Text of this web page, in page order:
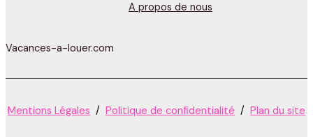
A propos de nous
Vacances-a-louer.com
Mentions Légales / Politique de confidentialité / Plan du site